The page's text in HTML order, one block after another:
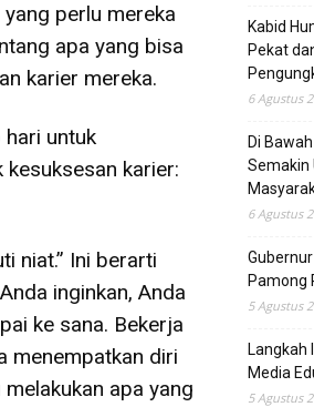
perlu mereka
apa yang bisa
karier mereka.
hari untuk
karier:
niat.” Ini berarti
inginkan, Anda
ke sana. Bekerja
menempatkan diri
apa yang
Kabid
Pekat
6 Agustus
Di
Semakin
6 Agustus
Pamong
5 Agustus
Langkah
Media
5 Agustus